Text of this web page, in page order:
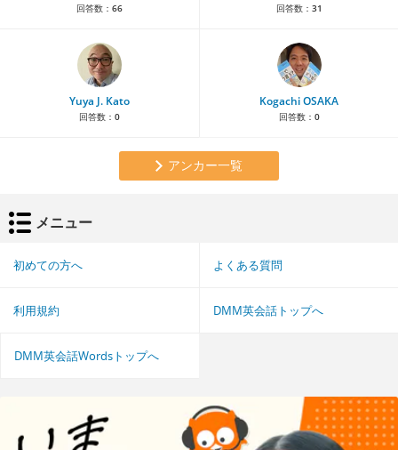
回答数： 66 回答数： 31
Yuya J. Kato
回答数： 0
Kogachi OSAKA
回答数： 0
アンカー一覧
メニュー
初めての方へ よくある質問
利用規約 DMM英会話トップへ
DMM英会話Wordsトップへ